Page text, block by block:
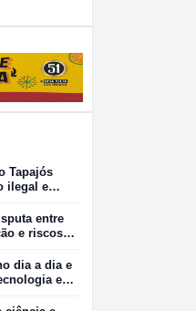
Tapajós
ilegal e
entre
e riscos
dia a dia e
e